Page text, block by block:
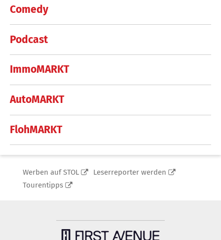
Comedy
Podcast
ImmoMARKT
AutoMARKT
FlohMARKT
Werben auf STOL
Leserreporter werden
Tourentipps